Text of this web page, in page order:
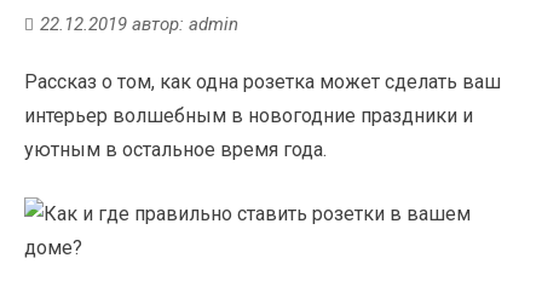
22.12.2019 автор: admin
Рассказ о том, как одна розетка может сделать ваш
интерьер волшебным в новогодние праздники и
уютным в остальное время года.